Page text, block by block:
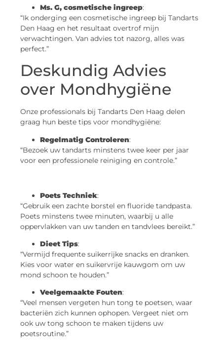
Ms. G, cosmetische ingreep:
“Ik onderging een cosmetische ingreep bij Tandarts
Den Haag en het resultaat overtrof mijn
verwachtingen. Van advies tot nazorg, alles was
perfect.”
Deskundig Advies
over Mondhygiëne
Onze professionals bij Tandarts Den Haag delen
graag hun beste tips voor mondhygiëne:
Regelmatig Controleren:
“Bezoek uw tandarts minstens twee keer per jaar
voor een professionele reiniging en controle.”
Poets Techniek:
“Gebruik een zachte borstel en fluoride tandpasta.
Poets minstens twee minuten, waarbij u alle
oppervlakken van uw tanden en tandvlees bereikt.”
Dieet Tips:
“Vermijd frequente suikerrijke snacks en dranken.
Kies voor water en suikervrije kauwgom om uw
mond schoon te houden.”
Veelgemaakte Fouten:
“Veel mensen vergeten hun tong te poetsen, waar
bacteriën zich kunnen ophopen. Vergeet niet om
ook uw tong schoon te maken tijdens uw
poetsroutine.”